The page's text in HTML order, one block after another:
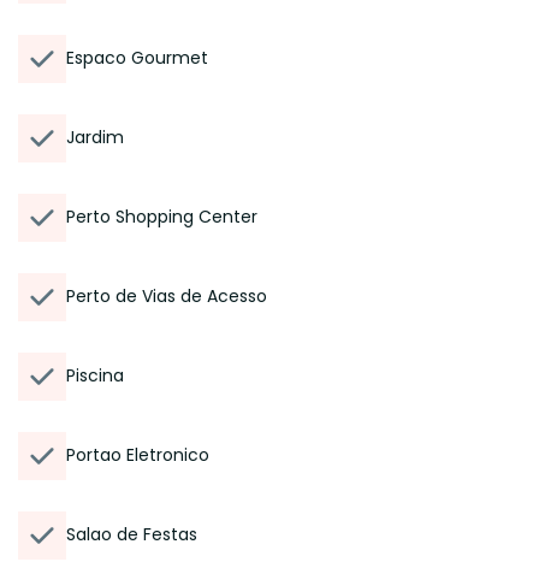
Espaco Gourmet
Jardim
Perto Shopping Center
Perto de Vias de Acesso
Piscina
Portao Eletronico
Salao de Festas